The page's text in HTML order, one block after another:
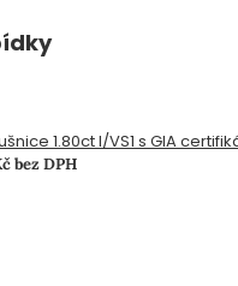
1.80ct I/VS1 s GIA
bez DPH